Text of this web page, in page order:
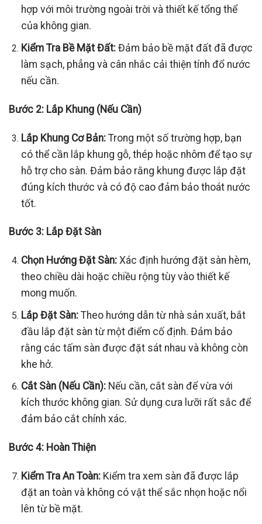
hợp với môi trường ngoài trời và thiết kế tổng thể
của không gian.
Kiểm Tra Bề Mặt Đất:Đảm bảo bề mặt đất đã được
làm sạch, phẳng và cân nhắc cải thiện tính đổ nước
nếu cần.
Bước 2: Lắp Khung (Nếu Cần)
Lắp Khung Cơ Bản:Trong một số trường hợp, bạn
có thể cần lắp khung gỗ, thép hoặc nhôm để tạo sự
hỗ trợ cho sàn. Đảm bảo rằng khung được lắp đặt
đúng kích thước và có độ cao đảm bảo thoát nước
tốt.
Bước 3: Lắp Đặt Sàn
Chọn Hướng Đặt Sàn:Xác định hướng đặt sàn hèm,
theo chiều dài hoặc chiều rộng tùy vào thiết kế
mong muốn.
Lắp Đặt Sàn:Theo hướng dẫn từ nhà sản xuất, bắt
đầu lắp đặt sàn từ một điểm cố định. Đảm bảo
rằng các tấm sàn được đặt sát nhau và không còn
khe hở.
Cắt Sàn (Nếu Cần):Nếu cần, cắt sàn để vừa với
kích thước không gian. Sử dụng cưa lưỡi rất sắc để
đảm bảo cắt chính xác.
Bước 4: Hoàn Thiện
Kiểm Tra An Toàn:Kiểm tra xem sàn đã được lắp
đặt an toàn và không có vật thể sắc nhọn hoặc nổi
lên từ bề mặt.